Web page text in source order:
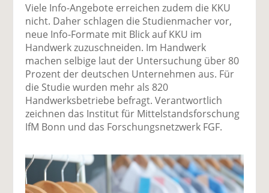
Viele Info-Angebote erreichen zudem die KKU
nicht. Daher schlagen die Studienmacher vor,
neue Info-Formate mit Blick auf KKU im
Handwerk zuzuschneiden. Im Handwerk
machen selbige laut der Untersuchung über 80
Prozent der deutschen Unternehmen aus. Für
die Studie wurden mehr als 820
Handwerksbetriebe befragt. Verantwortlich
zeichnen das Institut für Mittelstandsforschung
IfM Bonn und das Forschungsnetzwerk FGF.